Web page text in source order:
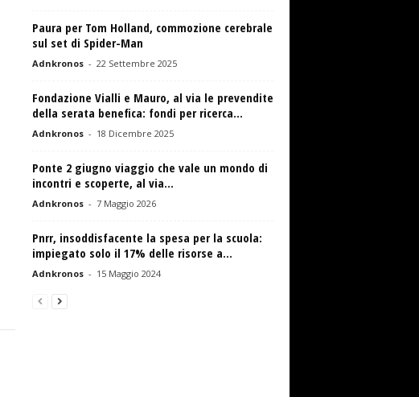
Paura per Tom Holland, commozione cerebrale
sul set di Spider-Man
Adnkronos - 22 Settembre 2025
Fondazione Vialli e Mauro, al via le prevendite
della serata benefica: fondi per ricerca...
Adnkronos - 18 Dicembre 2025
Ponte 2 giugno viaggio che vale un mondo di
incontri e scoperte, al via...
Adnkronos - 7 Maggio 2026
Pnrr, insoddisfacente la spesa per la scuola:
impiegato solo il 17% delle risorse a...
Adnkronos - 15 Maggio 2024